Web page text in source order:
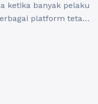
ketika banyak pelaku
platform tetapi
rutin diunggah,